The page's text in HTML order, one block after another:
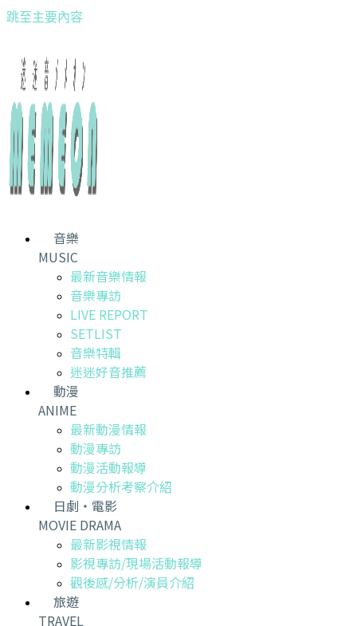
跳至主要內容
音樂
MUSIC
最新音樂情報
音樂專訪
LIVE REPORT
SETLIST
音樂特輯
迷迷好音推薦
動漫
ANIME
最新動漫情報
動漫專訪
動漫活動報導
動漫分析考察介紹
日劇・電影
MOVIE DRAMA
最新影視情報
影視專訪/現場活動報導
觀後感/分析/演員介紹
旅遊
TRAVEL